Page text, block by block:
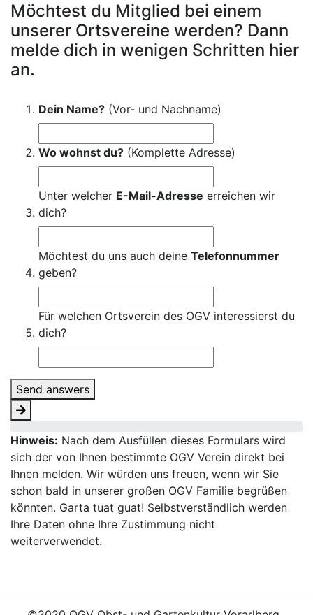
Möchtest du Mitglied bei einem
unserer Ortsvereine werden? Dann
melde dich in wenigen Schritten hier
an.
Dein Name? (Vor- und Nachname)
Wo wohnst du? (Komplette Adresse)
Unter welcher E-Mail-Adresse erreichen wir
dich?
Möchtest du uns auch deine Telefonnummer
geben?
Für welchen Ortsverein des OGV interessierst du
dich?
Send answers
Hinweis: Nach dem Ausfüllen dieses Formulars wird
sich der von Ihnen bestimmte OGV Verein direkt bei
Ihnen melden. Wir würden uns freuen, wenn wir Sie
schon bald in unserer großen OGV Familie begrüßen
könnten. Garta tuat guat! Selbstverständlich werden
Ihre Daten ohne Ihre Zustimmung nicht
weiterverwendet.